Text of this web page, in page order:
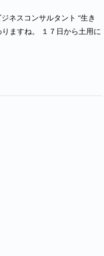
ネスコンサルタント ”生き
ますね。 １７日から土用に